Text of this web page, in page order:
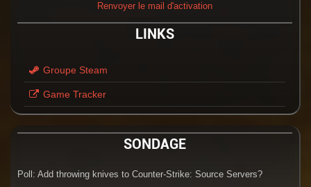
Renvoyer le mail d'activation
LINKS
Groupe Steam
Game Tracker
SONDAGE
Poll: Add throwing knives to Counter-Strike: Source Servers?